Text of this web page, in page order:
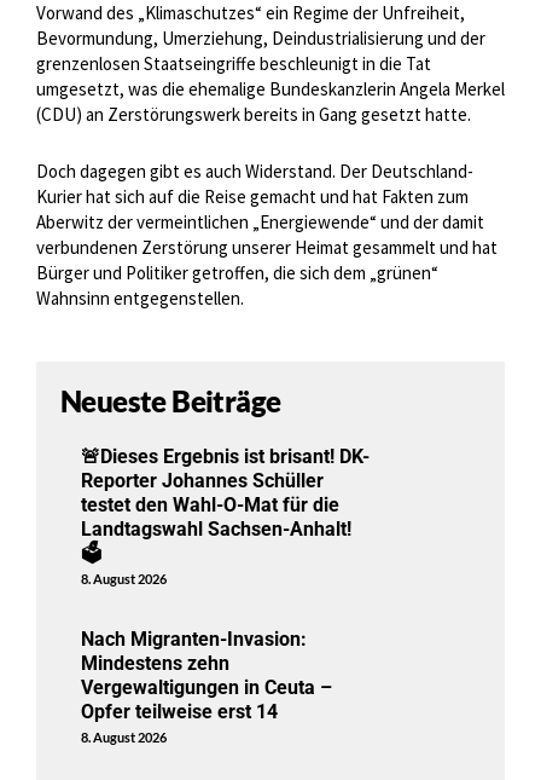
Vorwand des „Klimaschutzes“ ein Regime der Unfreiheit,
Bevormundung, Umerziehung, Deindustrialisierung und der
grenzenlosen Staatseingriffe beschleunigt in die Tat
umgesetzt, was die ehemalige Bundeskanzlerin Angela Merkel
(CDU) an Zerstörungswerk bereits in Gang gesetzt hatte.
Doch dagegen gibt es auch Widerstand. Der Deutschland-
Kurier hat sich auf die Reise gemacht und hat Fakten zum
Aberwitz der vermeintlichen „Energiewende“ und der damit
verbundenen Zerstörung unserer Heimat gesammelt und hat
Bürger und Politiker getroffen, die sich dem „grünen“
Wahnsinn entgegenstellen.
Neueste Beiträge
🚨Dieses Ergebnis ist brisant! DK-
Reporter Johannes Schüller
testet den Wahl-O-Mat für die
Landtagswahl Sachsen-Anhalt!
🗳️
8. August 2026
Nach Migranten-Invasion:
Mindestens zehn
Vergewaltigungen in Ceuta –
Opfer teilweise erst 14
8. August 2026